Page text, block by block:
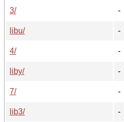
3/
-
libu/
-
4/
-
liby/
-
7/
-
lib3/
-